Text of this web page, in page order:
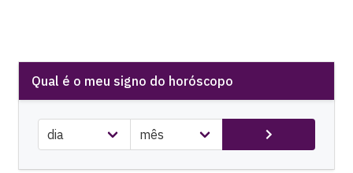
Qual é o meu signo do horóscopo